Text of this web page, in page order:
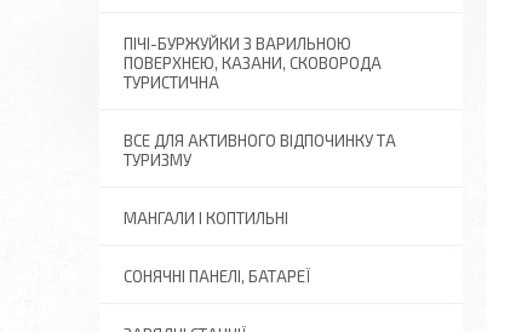
ПІЧІ-БУРЖУЙКИ З ВАРИЛЬНОЮ
ПОВЕРХНЕЮ, КАЗАНИ, СКОВОРОДА
ТУРИСТИЧНА
ВСЕ ДЛЯ АКТИВНОГО ВІДПОЧИНКУ ТА
ТУРИЗМУ
МАНГАЛИ І КОПТИЛЬНІ
СОНЯЧНІ ПАНЕЛІ, БАТАРЕЇ